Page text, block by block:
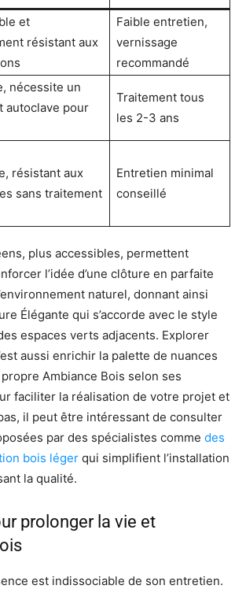
et
résistant aux
Faible entretien,
vernissage
recommandé
nécessite un
autoclave pour
Traitement tous
les 2-3 ans
résistant aux
sans traitement
Entretien minimal
conseillé
plus accessibles, permettent
l’idée d’une clôture en parfaite
naturel, donnant ainsi
Élégante qui s’accorde avec le style
espaces verts adjacents. Explorer
aussi enrichir la palette de nuances
Ambiance Bois selon ses
faciliter la réalisation de votre projet et
il peut être intéressant de consulter
par des spécialistes comme des
bois léger qui simplifient l’installation
la qualité.
prolonger la vie et
est indissociable de son entretien.